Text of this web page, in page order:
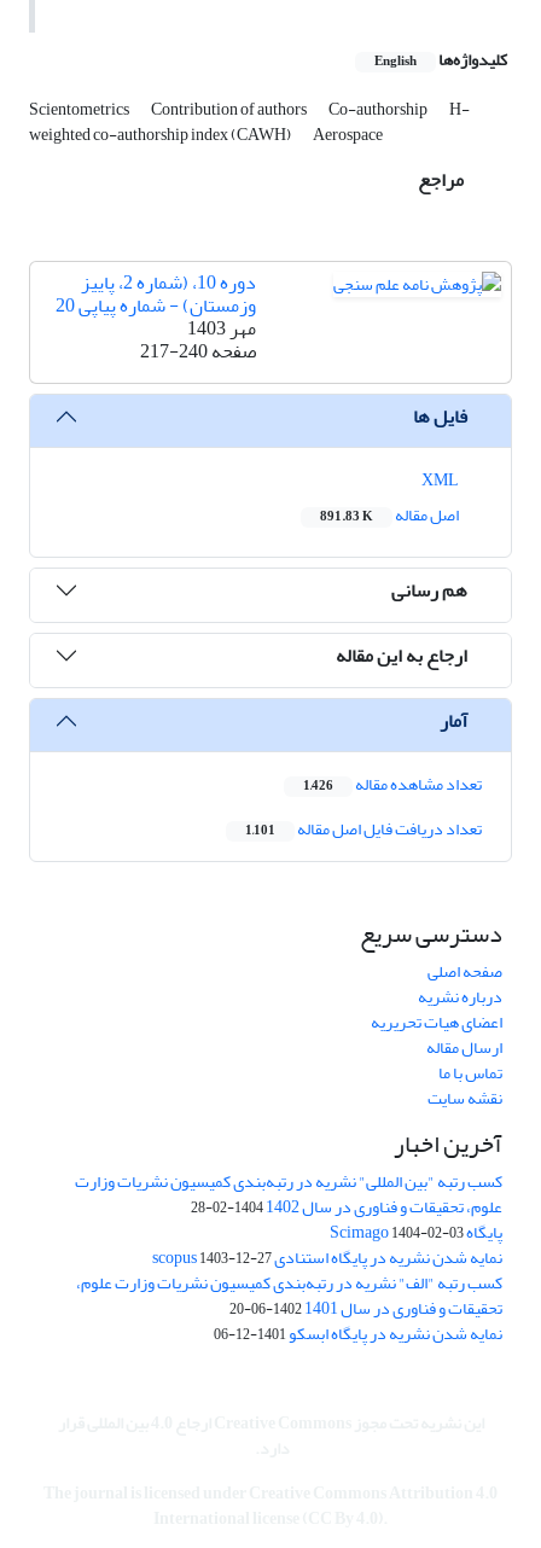
کلیدواژه‌ها English
Scientometrics Contribution of authors Co-authorship H-
weighted co-authorship index (CAWH) Aerospace
مراجع
دوره 10، (شماره 2، پاییز
وزمستان) - شماره پیاپی 20
مهر 1403
صفحه217-240
فایل ها
اصل مقاله
891.83 K
هم رسانی
ارجاع به این مقاله
آمار
تعداد مشاهده مقاله 1,426
تعداد دریافت فایل اصل مقاله 1,101
دسترسی سریع
صفحه اصلی
درباره نشریه
اعضای هیات تحریریه
ارسال مقاله
تماس با ما
نقشه سایت
آخرین اخبار
کسب رتبه "بین المللی" نشریه در رتبه‌بندی کمیسیون نشریات وزارت
علوم، تحقیقات و فناوری در سال 1402 1404-02-28
پایگاه Scimago1404-02-03
نمایه شدن نشریه در پایگاه استنادی scopus1403-12-27
کسب رتبه "الف" نشریه در رتبه‌بندی کمیسیون نشریات وزارت علوم،
تحقیقات و فناوری در سال 1401 1402-06-20
نمایه شدن نشریه در پایگاه ابسکو1401-12-06